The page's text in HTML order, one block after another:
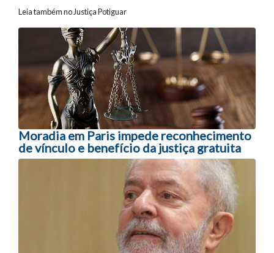
Leia também no Justiça Potiguar
Navegação entre posts
Moradia em Paris impede reconhecimento
de vínculo e benefício da justiça gratuita